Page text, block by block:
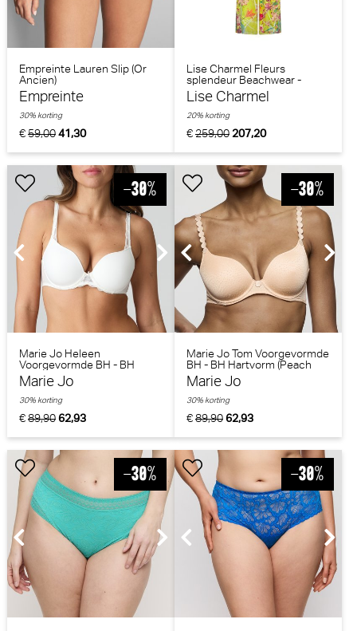
Empreinte Lauren Slip (Or
Ancien)
Empreinte
€59,0041,30
30% korting
Lise Charmel Fleurs
splendeur Beachwear -
Kimono (Splendeur Lime)
Lise Charmel
€259,00 207,20
20% korting
Marie Jo Heleen
Voorgevormde BH - BH
Hartvorm (Natuur)
Marie Jo
€89,9062,93
30% korting
Marie Jo Tom Voorgevormde
BH - BH Hartvorm (Peach
Whisper)
Marie Jo
€89,9062,93
30% korting